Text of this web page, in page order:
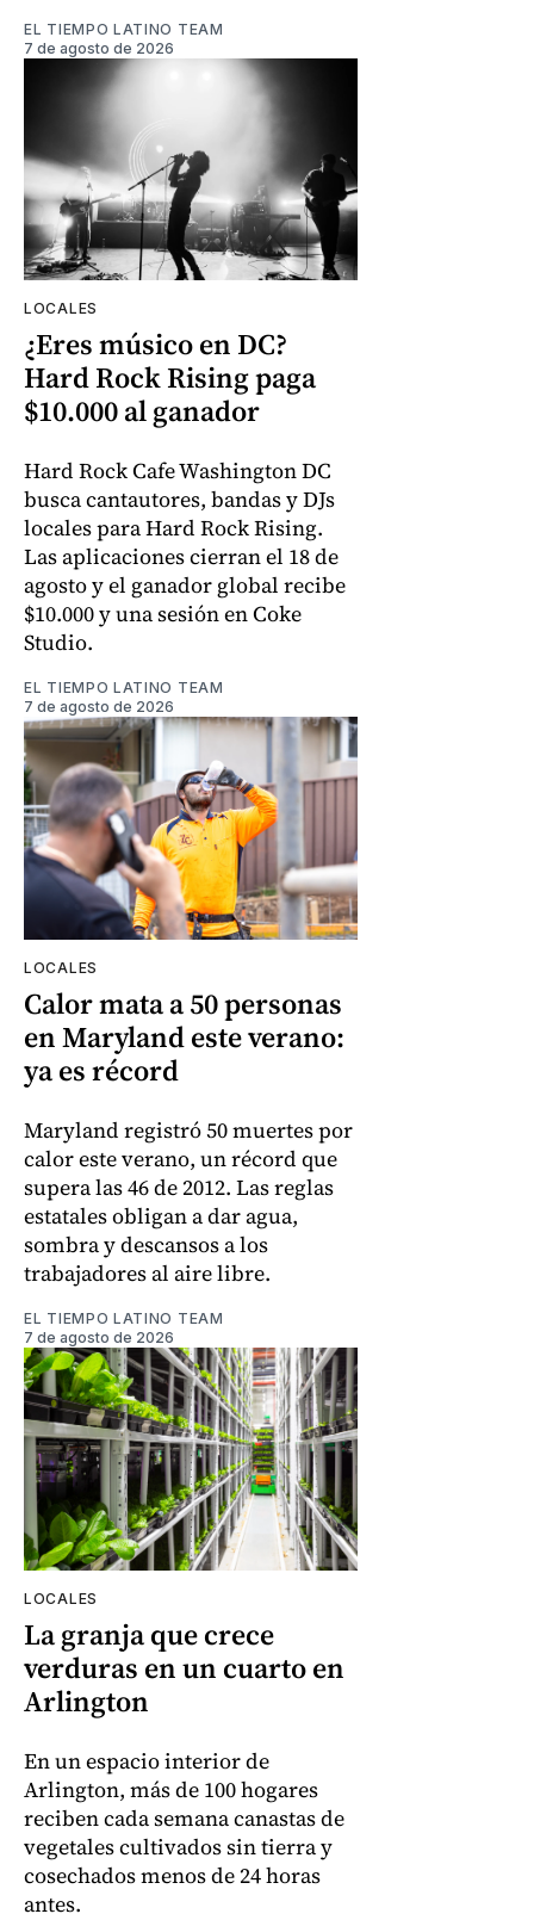
EL TIEMPO LATINO TEAM
7 de agosto de 2026
LOCALES
¿Eres músico en DC?
Hard Rock Rising paga
$10.000 al ganador
Hard Rock Cafe Washington DC
busca cantautores, bandas y DJs
locales para Hard Rock Rising.
Las aplicaciones cierran el 18 de
agosto y el ganador global recibe
$10.000 y una sesión en Coke
Studio.
EL TIEMPO LATINO TEAM
7 de agosto de 2026
LOCALES
Calor mata a 50 personas
en Maryland este verano:
ya es récord
Maryland registró 50 muertes por
calor este verano, un récord que
supera las 46 de 2012. Las reglas
estatales obligan a dar agua,
sombra y descansos a los
trabajadores al aire libre.
EL TIEMPO LATINO TEAM
7 de agosto de 2026
LOCALES
La granja que crece
verduras en un cuarto en
Arlington
En un espacio interior de
Arlington, más de 100 hogares
reciben cada semana canastas de
vegetales cultivados sin tierra y
cosechados menos de 24 horas
antes.